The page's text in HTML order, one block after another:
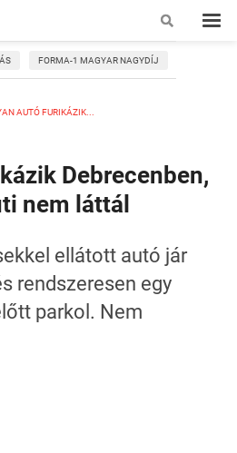
FORMA-1 MAGYAR NAGYDÍJ
AUTÓ FURIKÁZIK...
Debrecenben,
nem láttál
ellátott autó jár
rendszeresen egy
parkol. Nem